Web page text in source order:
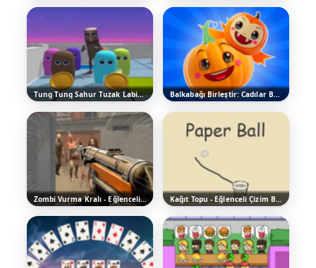
Tung Tung Sahur Tuzak Labirenti - Eğlenceli Arcade Oyunu Balkabağı Birleştir: Cadılar Bayramı! - Ücretsiz Oyna
Zombi Vurma Kralı - Eğlenceli Arcade Oyunu Kağıt Topu - Eğlenceli Çizim Bulmaca Oyunu